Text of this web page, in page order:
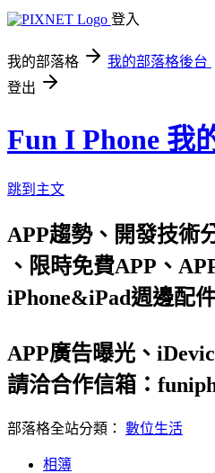
登入
我的部落格 我的部落格後台
登出
Fun I Phone 我
跳到主文
APP趨勢、開發技術
、限時免費APP、
iPhone&iPad週邊配
APP廣告曝光、
請洽合作信箱：
部落格全站分類： 數位生活
相簿